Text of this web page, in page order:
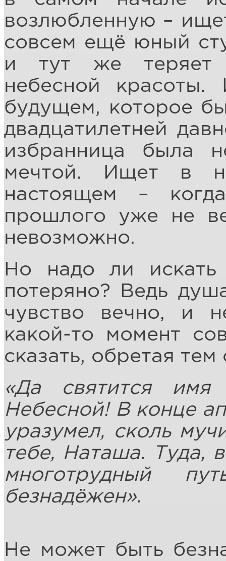
возлюбленную –
совсем ещё юный
и тут же теряет
небесной
будущем, которое
двадцатилетней
избранница была
мечтой. Ищет в
настоящем –
прошлого уже не
невозможно.
Но надо ли
потеряно? Ведь
чувство вечно, и
какой-то момент
сказать, обретая
«Да святится
Небесной! В конце
уразумел, сколь
тебе, Наташа. Туда,
многотрудный
безнадёжен».
Не может быть